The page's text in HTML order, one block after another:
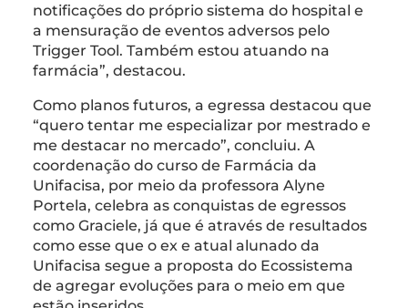
notificações do próprio sistema do hospital e
a mensuração de eventos adversos pelo
Trigger Tool. Também estou atuando na
farmácia”, destacou.
Como planos futuros, a egressa destacou que
“quero tentar me especializar por mestrado e
me destacar no mercado”, concluiu. A
coordenação do curso de Farmácia da
Unifacisa, por meio da professora Alyne
Portela, celebra as conquistas de egressos
como Graciele, já que é através de resultados
como esse que o ex e atual alunado da
Unifacisa segue a proposta do Ecossistema
de agregar evoluções para o meio em que